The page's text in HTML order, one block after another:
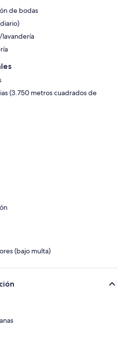
de bodas
(3.750 metros cuadrados de
(bajo multa)